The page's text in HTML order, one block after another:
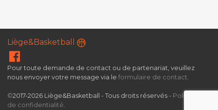
Liège&Basketball
Pour toute demande de contact ou de partenariat, veuillez
nous envoyer votre message via le formulaire de contact
©2017-2026 Liège&Basketball - Tous droits réservés - Politique
de confidentialité